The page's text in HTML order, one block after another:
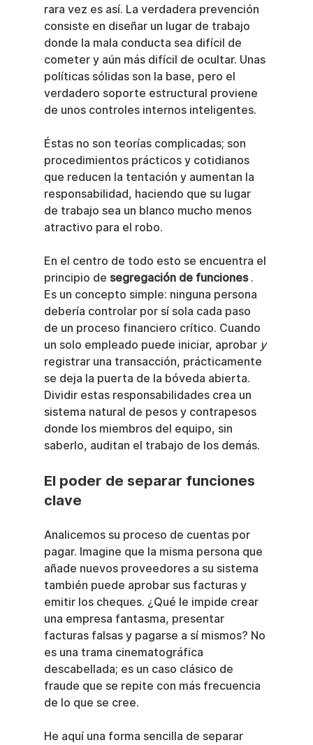
rara vez es así. La verdadera prevención
consiste en diseñar un lugar de trabajo
donde la mala conducta sea difícil de
cometer y aún más difícil de ocultar. Unas
políticas sólidas son la base, pero el
verdadero soporte estructural proviene
de unos controles internos inteligentes.
Éstas no son teorías complicadas; son
procedimientos prácticos y cotidianos
que reducen la tentación y aumentan la
responsabilidad, haciendo que su lugar
de trabajo sea un blanco mucho menos
atractivo para el robo.
En el centro de todo esto se encuentra el
principio de segregación de funciones .
Es un concepto simple: ninguna persona
debería controlar por sí sola cada paso
de un proceso financiero crítico. Cuando
un solo empleado puede iniciar, aprobar y
registrar una transacción, prácticamente
se deja la puerta de la bóveda abierta.
Dividir estas responsabilidades crea un
sistema natural de pesos y contrapesos
donde los miembros del equipo, sin
saberlo, auditan el trabajo de los demás.
El poder de separar funciones
clave
Analicemos su proceso de cuentas por
pagar. Imagine que la misma persona que
añade nuevos proveedores a su sistema
también puede aprobar sus facturas y
emitir los cheques. ¿Qué le impide crear
una empresa fantasma, presentar
facturas falsas y pagarse a sí mismos? No
es una trama cinematográfica
descabellada; es un caso clásico de
fraude que se repite con más frecuencia
de lo que se cree.
He aquí una forma sencilla de separar